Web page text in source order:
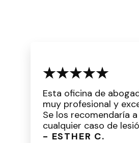
Esta oficina de
muy profesional y
Se los recomendaría
cualquier caso de
- ESTHER C.